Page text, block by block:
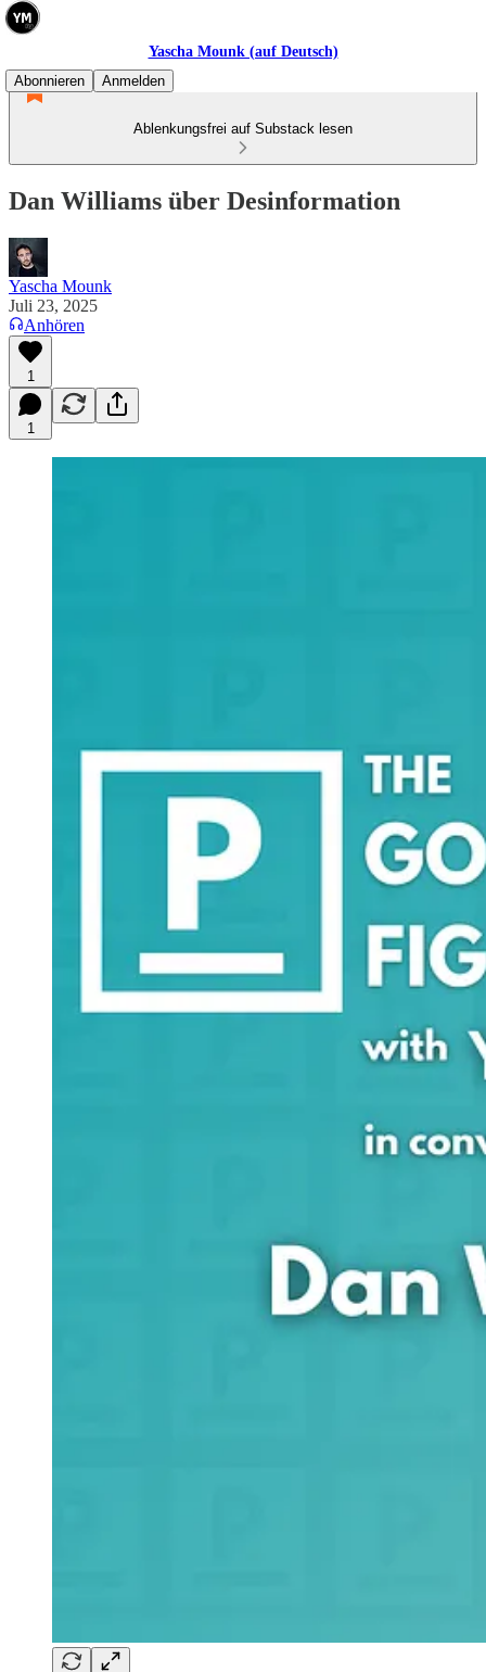
Yascha Mounk (auf Deutsch)
Abonnieren
Anmelden
Ablenkungsfrei auf Substack lesen
Dan Williams über Desinformation
Yascha Mounk
Juli 23, 2025
Anhören
1
1